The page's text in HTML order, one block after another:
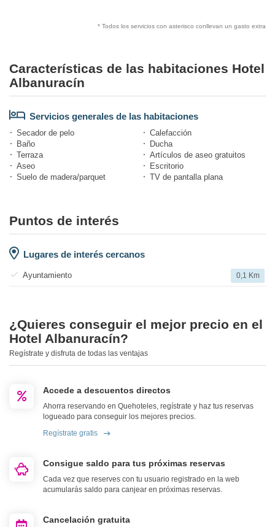
* Todos los servicios con asterisco conllevan un gasto extra
Características de las habitaciones Hotel
Albanuracín
Servicios generales de las habitaciones
Secador de pelo
Calefacción
Baño
Ducha
Terraza
Artículos de aseo gratuitos
Aseo
Escritorio
Suelo de madera/parquet
TV de pantalla plana
Puntos de interés
Lugares de interés cercanos
Ayuntamiento 0,1 Km
¿Quieres conseguir el mejor precio en el
Hotel Albanuracín?
Regístrate y disfruta de todas las ventajas
Accede a descuentos directos
Ahorra reservando en Quehoteles, regístrate y haz tus reservas
logueado para conseguir los mejores precios.
Regístrate gratis
Consigue saldo para tus próximas reservas
Cada vez que reserves con tu usuario registrado en la web
acumularás saldo para canjear en próximas reservas.
Cancelación gratuita